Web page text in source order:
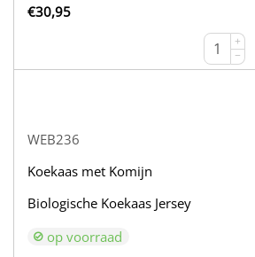
€30,95
+
−
WEB236
Koekaas met Komijn
Biologische Koekaas Jersey
op voorraad